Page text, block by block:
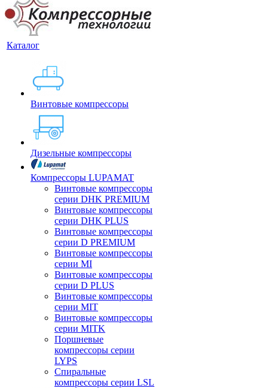
Каталог
Винтовые компрессоры
Дизельные компрессоры
Компрессоры LUPAMAT
Винтовые компрессоры
серии DHK PREMIUM
Винтовые компрессоры
серии DHK PLUS
Винтовые компрессоры
серии D PREMIUM
Винтовые компрессоры
серии MI
Винтовые компрессоры
серии D PLUS
Винтовые компрессоры
серии MIT
Винтовые компрессоры
серии MITK
Поршневые
компрессоры серии
LYPS
Спиральные
компрессоры серии LSL